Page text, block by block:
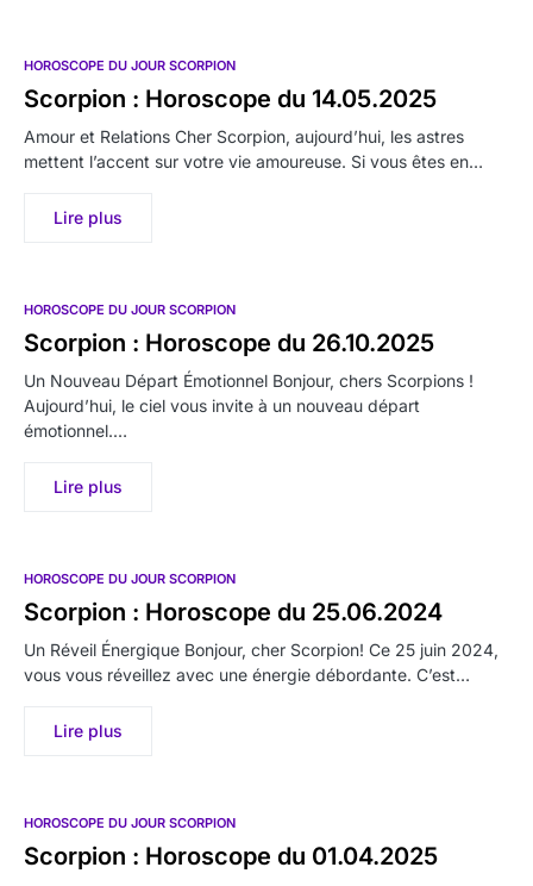
HOROSCOPE DU JOUR SCORPION
Scorpion : Horoscope du 14.05.2025
Amour et Relations Cher Scorpion, aujourd’hui, les astres
mettent l’accent sur votre vie amoureuse. Si vous êtes en…
Lire plus
HOROSCOPE DU JOUR SCORPION
Scorpion : Horoscope du 26.10.2025
Un Nouveau Départ Émotionnel Bonjour, chers Scorpions !
Aujourd’hui, le ciel vous invite à un nouveau départ
émotionnel.…
Lire plus
HOROSCOPE DU JOUR SCORPION
Scorpion : Horoscope du 25.06.2024
Un Réveil Énergique Bonjour, cher Scorpion! Ce 25 juin 2024,
vous vous réveillez avec une énergie débordante. C’est…
Lire plus
HOROSCOPE DU JOUR SCORPION
Scorpion : Horoscope du 01.04.2025